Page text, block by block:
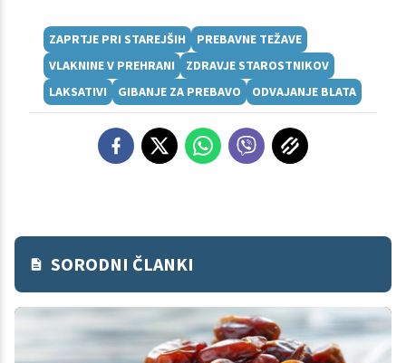
ZAPRTJE PRI STAREJŠIH
PREBAVNE TEŽAVE
VLAKNINE V PREHRANI
ZDRAVJE STAROSTNIKOV
LAKSATIVI
GIBANJE ZA PREBAVO ODVAJANJE BLATA
SORODNI ČLANKI